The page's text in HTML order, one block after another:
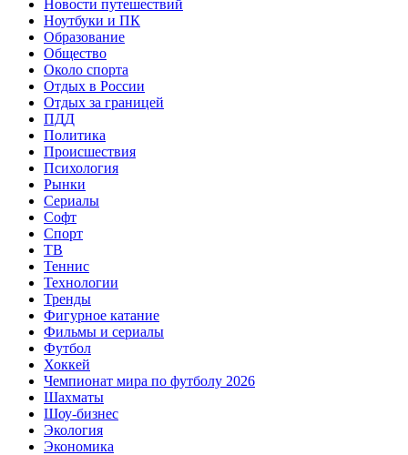
Новости путешествий
Ноутбуки и ПК
Образование
Общество
Около спорта
Отдых в России
Отдых за границей
ПДД
Политика
Происшествия
Психология
Рынки
Сериалы
Софт
Спорт
ТВ
Теннис
Технологии
Тренды
Фигурное катание
Фильмы и сериалы
Футбол
Хоккей
Чемпионат мира по футболу 2026
Шахматы
Шоу-бизнес
Экология
Экономика